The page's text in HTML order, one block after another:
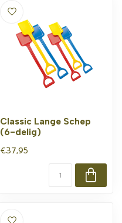
Classic Lange Schep
(6-delig)
€37,95